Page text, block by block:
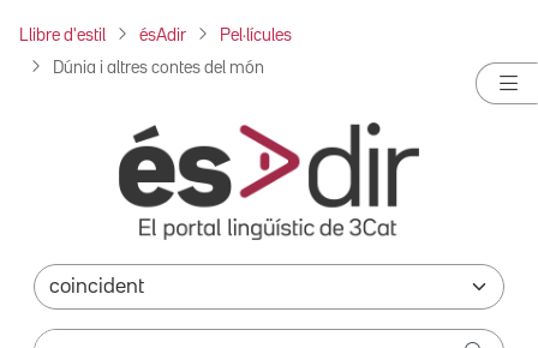
Llibre d'estil ésAdir Pel·lícules
Dúnia i altres contes del món